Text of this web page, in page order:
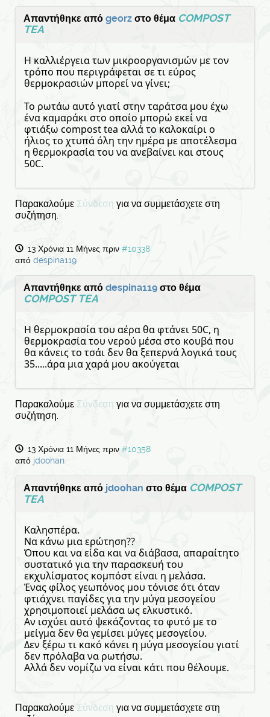
Απαντήθηκε από georz στο θέμα COMPOST
TEA
Η καλλιέργεια των μικροοργανισμών με τον
τρόπο που περιγράφεται σε τι εύρος
θερμοκρασιών μπορεί να γίνει;
Το ρωτάω αυτό γιατί στην ταράτσα μου έχω
ένα καμαράκι στο οποίο μπορώ εκεί να
φτιάξω compost tea αλλά το καλοκαίρι ο
ήλιος το χτυπά όλη την ημέρα με αποτέλεσμα
η θερμοκρασία του να ανεβαίνει και στους
50C.
Παρακαλούμε Σύνδεση για να συμμετάσχετε στη
συζήτηση.
13 Χρόνια 11 Μήνες πριν #10338
από despina119
Απαντήθηκε από despina119 στο θέμα
COMPOST TEA
Η θερμοκρασία του αέρα θα φτάνει 50C, η
θερμοκρασία του νερού μέσα στο κουβά που
θα κάνεις το τσάι δεν θα ξεπερνά λογικά τους
35.....άρα μια χαρά μου ακούγεται
Παρακαλούμε Σύνδεση για να συμμετάσχετε στη
συζήτηση.
13 Χρόνια 11 Μήνες πριν #10358
από jdoohan
Απαντήθηκε από jdoohan στο θέμα COMPOST
TEA
Καλησπέρα.
Να κάνω μια ερώτηση??
Όπου και να είδα και να διάβασα, απαραίτητο
συστατικό για την παρασκευή του
εκχυλίσματος κομπόστ είναι η μελάσα.
Ένας φίλος γεωπόνος μου τόνισε ότι όταν
φτιάχνει παγίδες για την μύγα μεσογείου
χρησιμοποιεί μελάσα ως ελκυστικό.
Αν ισχύει αυτό ψεκάζοντας το φυτό με το
μείγμα δεν θα γεμίσει μύγες μεσογείου.
Δεν ξέρω τι κακό κάνει η μύγα μεσογείου γιατί
δεν πρόλαβα να ρωτήσω.
Αλλά δεν νομίζω να είναι κάτι που θέλουμε.
Παρακαλούμε Σύνδεση για να συμμετάσχετε στη